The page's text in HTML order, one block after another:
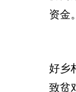
资金。
好乡
致贫